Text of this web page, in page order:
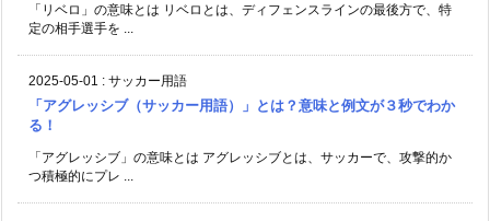
「リベロ」の意味とは リベロとは、ディフェンスラインの最後方で、特
定の相手選手を ...
2025-05-01 : サッカー用語
「アグレッシブ（サッカー用語）」とは？意味と例文が３秒でわか
る！
「アグレッシブ」の意味とは アグレッシブとは、サッカーで、攻撃的か
つ積極的にプレ ...